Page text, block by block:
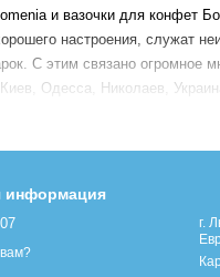
и вазочки для конфет
настроения, служат
С этим связано огромное
Одесса, Николаев,
традиционного
Днепропетровск,
посуды Посудофф.
информация
г.